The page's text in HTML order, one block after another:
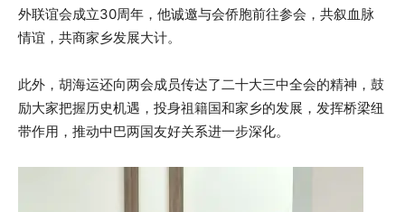
外联谊会成立30周年，他诚邀与会侨胞前往参会，共叙血脉
情谊，共商家乡发展大计。
此外，胡海运还向两会成员传达了二十大三中全会的精神，鼓
励大家把握历史机遇，投身祖籍国和家乡的发展，发挥桥梁纽
带作用，推动中巴两国友好关系进一步深化。